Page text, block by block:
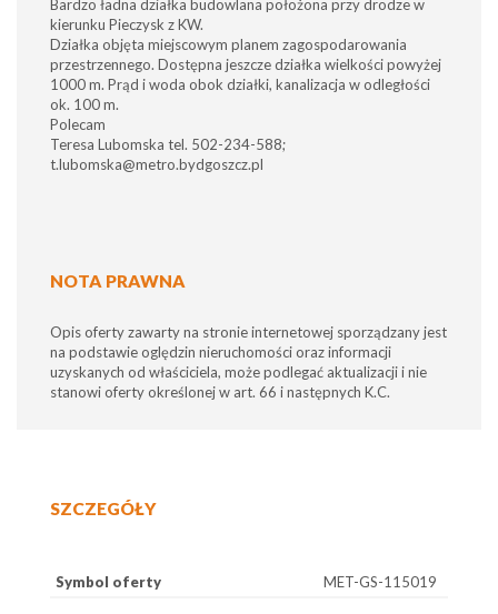
Bardzo ładna działka budowlana położona przy drodze w
kierunku Pieczysk z KW.
Działka objęta miejscowym planem zagospodarowania
przestrzennego. Dostępna jeszcze działka wielkości powyżej
1000 m. Prąd i woda obok działki, kanalizacja w odległości
ok. 100 m.
Polecam
Teresa Lubomska tel. 502-234-588;
t.lubomska@metro.bydgoszcz.pl
NOTA PRAWNA
Opis oferty zawarty na stronie internetowej sporządzany jest
na podstawie oględzin nieruchomości oraz informacji
uzyskanych od właściciela, może podlegać aktualizacji i nie
stanowi oferty określonej w art. 66 i następnych K.C.
SZCZEGÓŁY
Symbol oferty MET-GS-115019